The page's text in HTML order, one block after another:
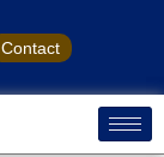
Contact